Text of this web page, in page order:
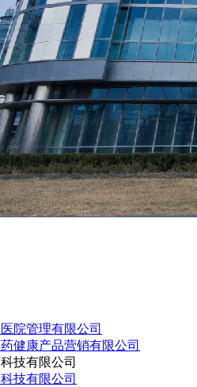
院管理有限公司
健康产品营销有限公司
技有限公司
技有限公司